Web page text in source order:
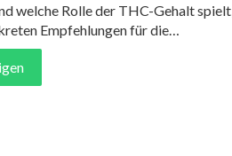
welche Rolle der THC-Gehalt spielt,
Empfehlungen für die
beleuchten wir persönliche
und geben praktische Tipps für den
Ein unverzichtbarer Ratgeber für